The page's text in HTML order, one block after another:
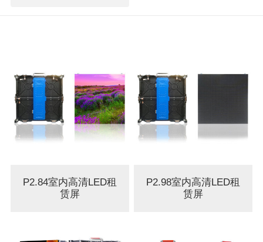
P2.84室内高清LED租
赁屏
P2.98室内高清LED租
赁屏